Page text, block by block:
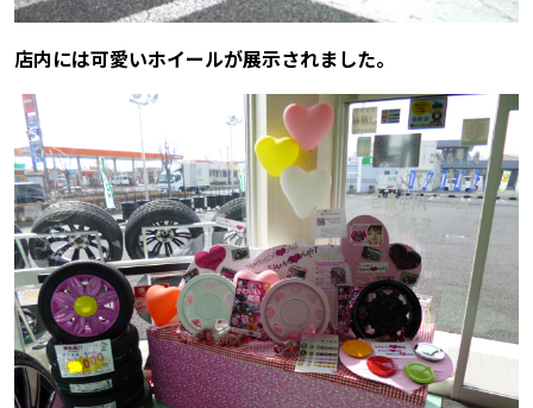
店内には可愛いホイールが展示されました。